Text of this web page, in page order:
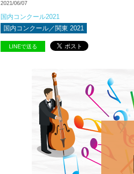
2021/06/07
国内コンクール2021
国内コンクール／関東 2021
LINEで送る